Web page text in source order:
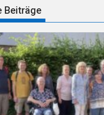
Beiträge